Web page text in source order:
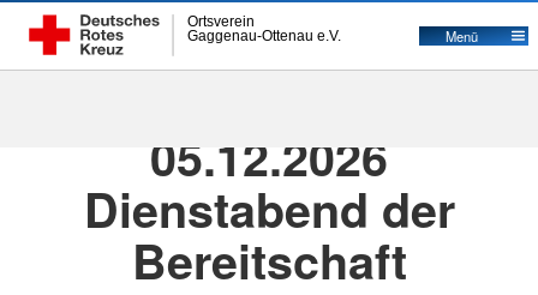
Gaggenau-Ottenau e.V.
Ortsverein
Menü
05.12.2026
Dienstabend der
Bereitschaft